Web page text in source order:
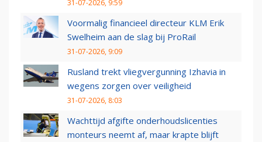
31-07-2026, 9:59
Voormalig financieel directeur KLM Erik
Swelheim aan de slag bij ProRail
31-07-2026, 9:09
Rusland trekt vliegvergunning Izhavia in
wegens zorgen over veiligheid
31-07-2026, 8:03
Wachttijd afgifte onderhoudslicenties
monteurs neemt af, maar krapte blijft